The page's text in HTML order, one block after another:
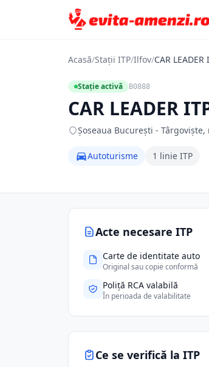
Acasă/Stații ITP/Ilfov/CAR LEADER
Stație activă B0888
CAR LEADER
Șoseaua București -
Autoturisme 1 linie ITP
Acte necesare ITP
Carte de identitate auto
Original sau copie conformă
Poliță RCA valabilă
În perioada de valabilitate
Ce se verifică la ITP